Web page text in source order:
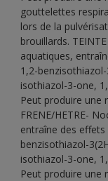
gouttelettes
lors de la
brouillards.
aquatiques,
1,2-
isothiazol-3-one,
Peut produire une
FRENE/HETRE-
entraîne des
benzisothiazol-
isothiazol-3-one,
Peut produire une